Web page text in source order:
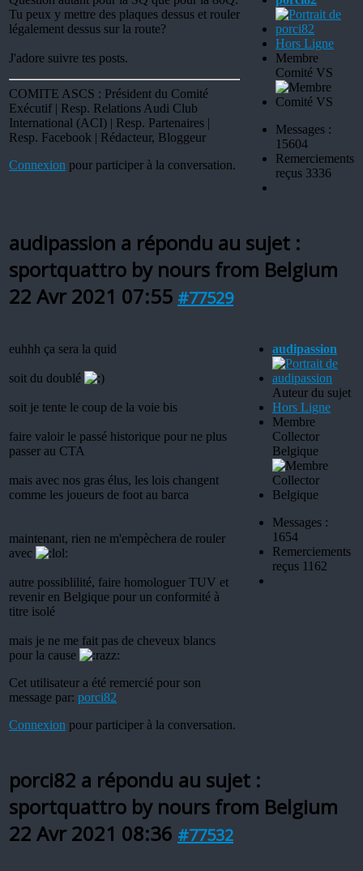
Tu peux y mettre des plaques dessus et rouler
légalement dessus sur la route?
J'adore suivre tes posts.
COMITE ASCS : Président du Comité
Exécutif | Resp. Relations Audi Club
International (ACI) | Resp. Partenaires |
Resp. Facebook | Rédacteur, Bloggeur
Connexion pour participer à la conversation.
Hors Ligne
Membre
Comité VS
Messages :
15604
Remerciements
reçus 3336
audipassion a répondu au sujet :
sportquattro by nours from Belgium
22 Avr 2021 07:55 #77529
euhhh ça sera la quid
soit du doublé
soit je tente le coup de la voie bis
faire valoir le passé historique pour ne plus
passer au CTA
mais avec nos gras élus, les lois changent
comme les joueurs de foot au barca
maintenant, rien ne m'empèchera de rouler
avec
autre possiblilité, faire homologuer TUV et
revenir en Belgique pour un conformité à
titre isolé
mais je ne me fait pas de cheveux blancs
pour la cause
Cet utilisateur a été remercié pour son
message par: porci82
Connexion pour participer à la conversation.
audipassion
Auteur du sujet
Hors Ligne
Membre
Collector
Belgique
Messages :
1654
Remerciements
reçus 1162
porci82 a répondu au sujet :
sportquattro by nours from Belgium
22 Avr 2021 08:36 #77532